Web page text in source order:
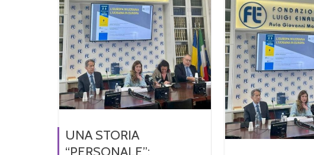
UNA STORIA
“PERSONALE”: